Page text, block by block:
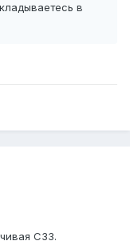
в
СЗЗ.